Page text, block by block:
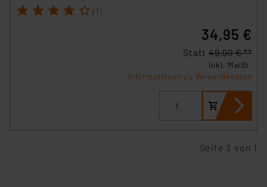
1 2 3 4 5 (1)
34,95 €
Statt 49,99 € **
inkl. MwSt.
Informationen zu Versandkosten
Seite 2 von 1